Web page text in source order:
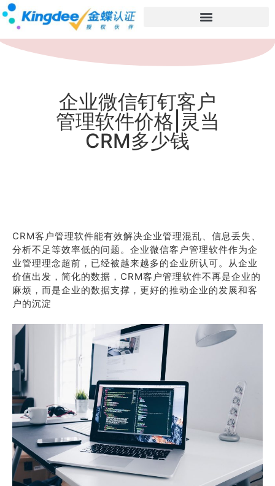
企业微信钉钉客户
管理软件价格|灵当
CRM多少钱
CRM客户管理软件能有效解决企业管理混乱、信息丢失、
分析不足等效率低的问题。企业微信客户管理软件作为企
业管理理念超前，已经被越来越多的企业所认可。从企业
价值出发，简化的数据，CRM客户管理软件不再是企业的
麻烦，而是企业的数据支撑，更好的推动企业的发展和客
户的沉淀